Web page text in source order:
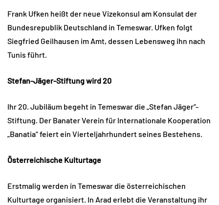
Frank Ufken heißt der neue Vizekonsul am Konsulat der
Bundesrepublik Deutschland in Temeswar. Ufken folgt
Siegfried Geilhausen im Amt, dessen Lebensweg ihn nach
Tunis führt.
Stefan-Jäger-Stiftung wird 20
Ihr 20. Jubiläum begeht in Temeswar die „Stefan Jäger“-
Stiftung. Der Banater Verein für Internationale Kooperation
„Banatia“ feiert ein Vierteljahrhundert seines Bestehens.
Österreichische Kulturtage
Erstmalig werden in Temeswar die österreichischen
Kulturtage organisiert. In Arad erlebt die Veranstaltung ihr